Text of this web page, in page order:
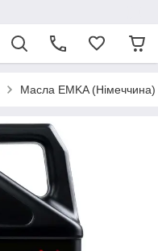
Масла EMKA (Німеччина)